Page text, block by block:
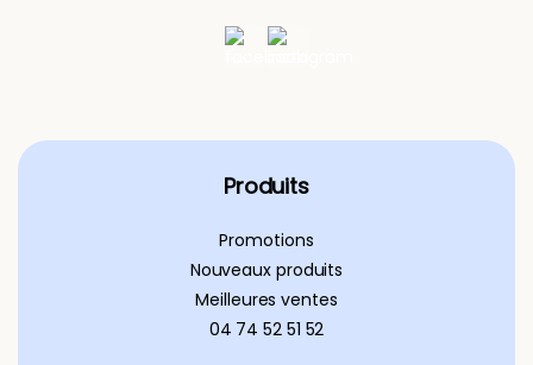
Produits
Promotions
Nouveaux produits
Meilleures ventes
04 74 52 51 52